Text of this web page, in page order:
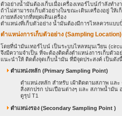
ตัวอย่างน้ำมันต้องเก็บเมื่อเครื่องเทอร์ไบน์กำลังท
ถ้าไม่สามารถเก็บตัวอย่างในขณะเดินเครื่องอยู่ ให้
ภายหลังจากที่หยุดเดินเครื่อง
ตำแหน่งที่เก็บตัวอย่าง น้ำมันต้องมีการไหลควรแบบ
ตำแหน่งการเก็บตัวอย่าง (Sampling Location)
โดยที่นำมันเทอร์ไบน์ เป็นระบบไหลหมุนเวียน
จึงมีความจำเป็น ที่จะต้องติดตั้งตำแหน่งการเก็บตัวอ
แนะนำให้ ติดตั้งจุดเก็บน้ำมัน ที่มีจุดประสงค์ เป็นดัง
ตำแหน่งหลัก (Primary Sampling Point)
ตำแหน่งหลัก สำหรับ เฝ้าติดตามสภาพ แล
สิ่งสกปรก ปนเปือนต่างๆ และ สภาพน้ำมัน
ดูรุป T1
ตำแหน่งรอง (Secondary Sampling Point )